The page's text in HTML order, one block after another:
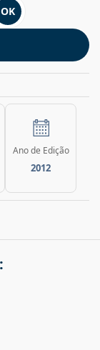
OK
Ano de Edição
2012